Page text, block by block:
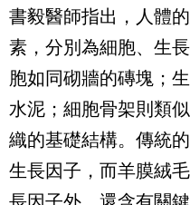
書毅醫師指出，人體
素，分別為細胞、生
胞如同砌牆的磚塊；
水泥；細胞骨架則類
織的基礎結構。傳統
生長因子，而羊膜絨